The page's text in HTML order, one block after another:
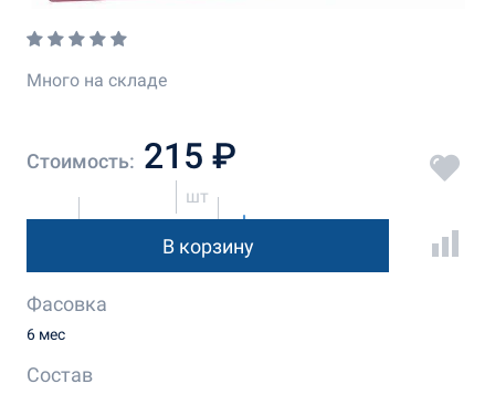
Много на складе
Стоимость: 215 ₽
шт
В корзину
Фасовка
6 мес
Состав